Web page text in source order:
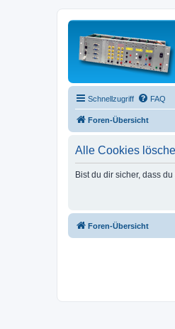
Schnellzugriff FAQ
Foren-Übersicht
Alle Cookies
Bist du dir sicher, dass
Foren-Übersicht